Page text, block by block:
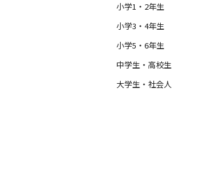
小学1・2年生
小学3・4年生
小学5・6年生
中学生・高校生
大学生・社会人